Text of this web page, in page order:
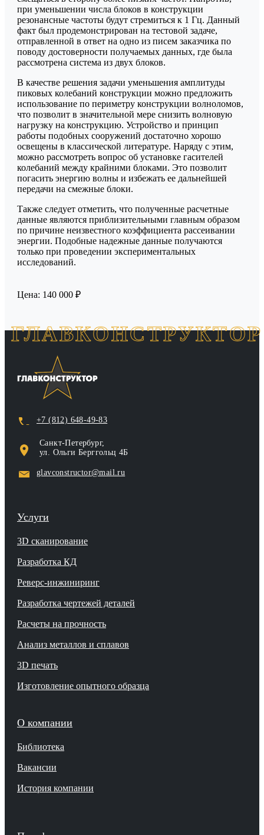
при уменьшении числа блоков в конструкции
резонансные частоты будут стремиться к 1 Гц. Данный
факт был продемонстрирован на тестовой задаче,
отправленной в ответ на одно из писем заказчика по
поводу достоверности получаемых данных, где была
рассмотрена система из двух блоков.
В качестве решения задачи уменьшения амплитуды
пиковых колебаний конструкции можно предложить
использование по периметру конструкции волноломов,
что позволит в значительной мере снизить волновую
нагрузку на конструкцию. Устройство и принцип
работы подобных сооружений достаточно хорошо
освещены в классической литературе. Наряду с этим,
можно рассмотреть вопрос об установке гасителей
колебаний между крайними блоками. Это позволит
погасить энергию волны и избежать ее дальнейшей
передачи на смежные блоки.
Также следует отметить, что полученные расчетные
данные являются приблизительными главным образом
по причине неизвестного коэффициента рассеивании
энергии. Подобные надежные данные получаются
только при проведении экспериментальных
исследований.
Цена: 140 000 ₽
ГЛАВКОНСТРУКТОР
+7 (812) 648-49-83
Санкт‑Петербург,
ул. Ольги Берггольц 4Б
glavconstructor@mail.ru
Услуги
3D сканирование
Разработка КД
Реверс-инжиниринг
Разработка чертежей деталей
Расчеты на прочность
Анализ металлов и сплавов
3D печать
Изготовление опытного образца
О компании
Библиотека
Вакансии
История компании